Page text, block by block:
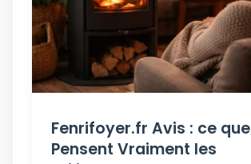
Fenrifoyer.fr Avis : ce que
Pensent Vraiment les